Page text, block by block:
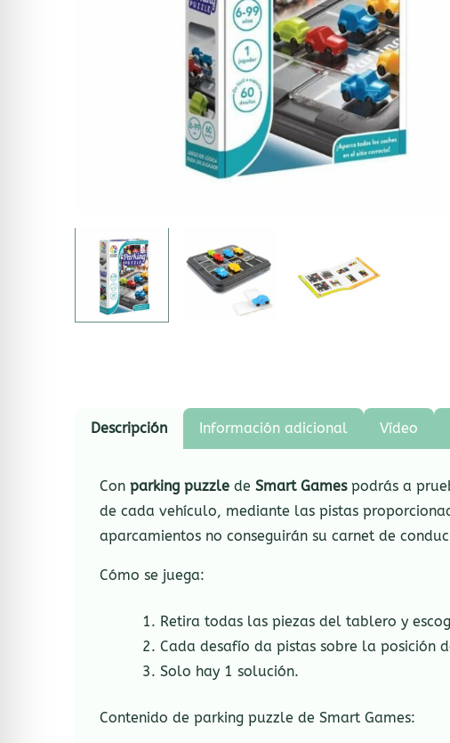
Descripción Información adicional Vídeo
Con parking puzzle de Smart Gamespodrás a
de cada vehículo, mediante las pistas
aparcamientos no conseguirán su carnet de
Cómo se juega:
Retira todas las piezas del tablero y
Cada desafío da pistas sobre la posición
Solo hay 1 solución.
Contenido de parking puzzle de Smart Games: